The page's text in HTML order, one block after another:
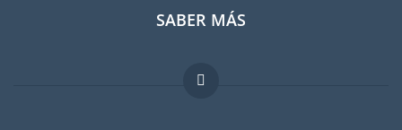
Guia para expatriados
Trabajos en el extranjero
SABER MÁS
FAQ